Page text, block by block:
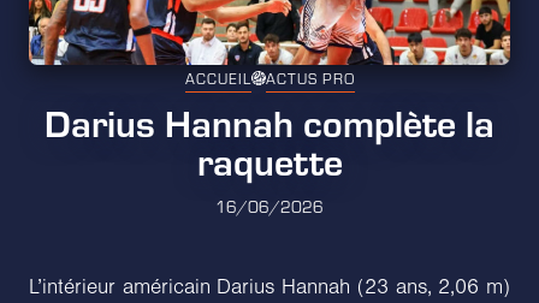
ACCUEIL ACTUS PRO
Darius Hannah complète la
raquette
16/06/2026
L’intérieur américain Darius Hannah (23 ans, 2,06 m)